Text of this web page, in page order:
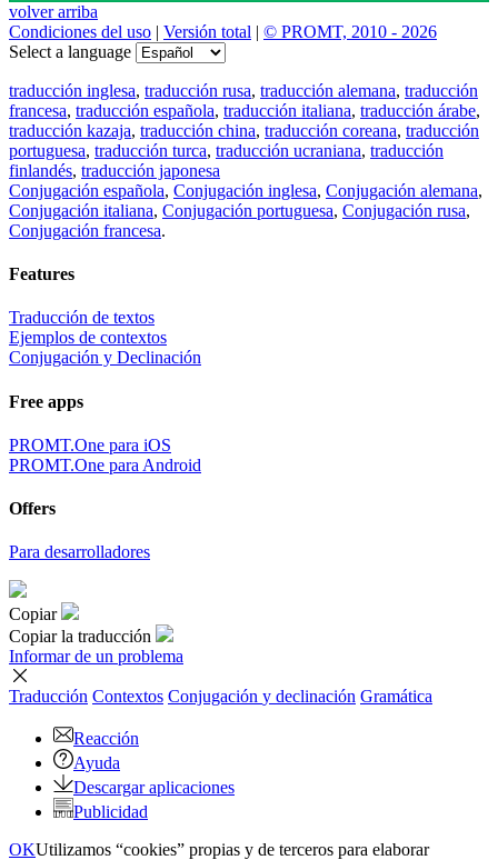
volver arriba
Condiciones del uso | Versión total | © PROMT, 2010 - 2026
Select a language
traducción inglesa, traducción rusa, traducción alemana, traducción
francesa, traducción española, traducción italiana, traducción árabe,
traducción kazaja, traducción china, traducción coreana, traducción
portuguesa, traducción turca, traducción ucraniana, traducción
finlandés, traducción japonesa
Conjugación española, Conjugación inglesa, Conjugación alemana,
Conjugación italiana, Conjugación portuguesa, Conjugación rusa,
Conjugación francesa.
Features
Traducción de textos
Ejemplos de contextos
Conjugación y Declinación
Free apps
PROMT.One para iOS
PROMT.One para Android
Offers
Para desarrolladores
Copiar
Copiar la traducción
Informar de un problema
Traducción Contextos Conjugación y declinación Gramática
Reacción
Ayuda
Descargar aplicaciones
Publicidad
OKUtilizamos “cookies” propias y de terceros para elaborar